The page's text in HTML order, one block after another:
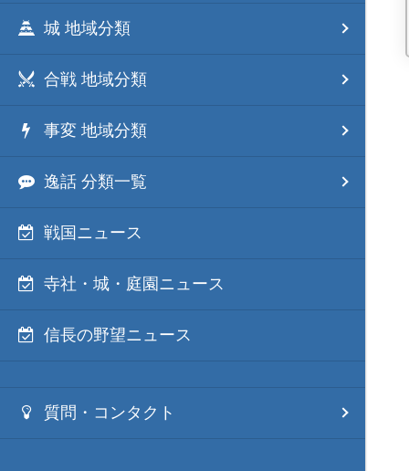
城 地域分類
合戦 地域分類
事変 地域分類
逸話 分類一覧
戦国ニュース
寺社・城・庭園ニュース
信長の野望ニュース
質問・コンタクト